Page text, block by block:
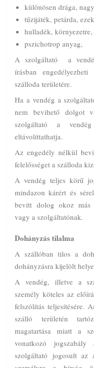
különösen drága,
tűzijáték, petárda,
hulladék, környezetre,
pszichotrop anyag,
A szolgáltató a
írásban
szálloda területére.
Ha a vendég a
nem bevihető dolgot
szolgáltató a
eltávolíttathatja.
Az engedély nélkül
felelősséget a szálloda
A vendég teljes körű
mindazon kárért és
bevitt dolog okoz más
vagy a szolgáltatónak.
Dohányzás tilalma
A szállóban tilos a
dohányzásra kijelölt
A vendég, illetve a
személy köteles az
felszólítás teljesítésére.
szálló területén
magatartása miatt a
vonatkozó
szolgáltató jogosult az